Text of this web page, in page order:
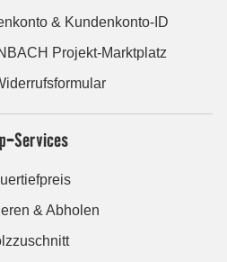
& Kundenkonto-ID
Projekt-Marktplatz
Services
& Abholen